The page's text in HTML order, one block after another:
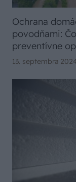
Ochrana
povodňami:
preventívne
13. septembra